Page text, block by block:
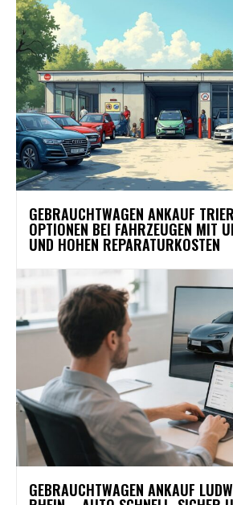
GEBRAUCHTWAGEN ANKAUF
OPTIONEN BEI FAHRZEUGEN MIT
UND HOHEN REPARATURKOSTEN
GEBRAUCHTWAGEN ANKAUF